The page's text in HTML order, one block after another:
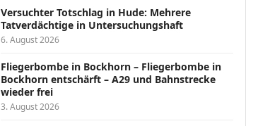
Versucht­er Totschlag in Hude: Mehrere
Tatverdächtige in Untersuchungshaft
6. August 2026
Fliegerbombe in Bockhorn – Fliegerbombe in
Bockhorn entschärft – A29 und Bahnstrecke
wieder frei
3. August 2026